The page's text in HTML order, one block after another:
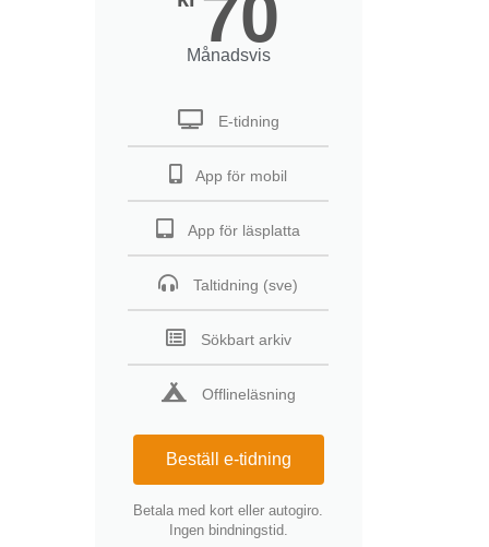
70
Månadsvis
E-tidning
App för mobil
App för läsplatta
Taltidning (sve)
Sökbart arkiv
Offlineläsning
Beställ e-tidning
Betala med kort eller autogiro.
Ingen bindningstid.